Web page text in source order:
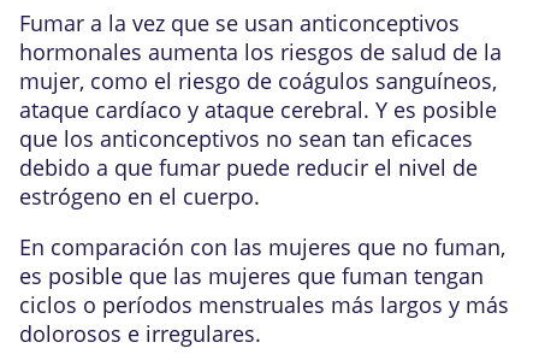
Fumar a la vez que se usan anticonceptivos
hormonales aumenta los riesgos de salud de la
mujer, como el riesgo de coágulos sanguíneos,
ataque cardíaco y ataque cerebral. Y es posible
que los anticonceptivos no sean tan eficaces
debido a que fumar puede reducir el nivel de
estrógeno en el cuerpo.
En comparación con las mujeres que no fuman,
es posible que las mujeres que fuman tengan
ciclos o períodos menstruales más largos y más
dolorosos e irregulares.